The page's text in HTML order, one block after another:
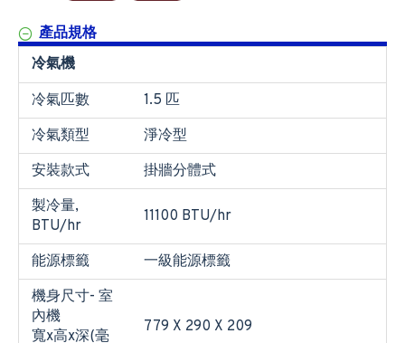
產品規格
冷氣機
冷氣匹數
1.5 匹
冷氣類型
淨冷型
安裝款式
掛牆分體式
製冷量,
BTU/hr
11100 BTU/hr
能源標籤
一級能源標籤
機身尺寸- 室
內機
寬x高x深(毫
779 X 290 X 209